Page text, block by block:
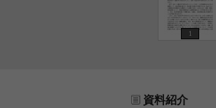
1
資料紹介